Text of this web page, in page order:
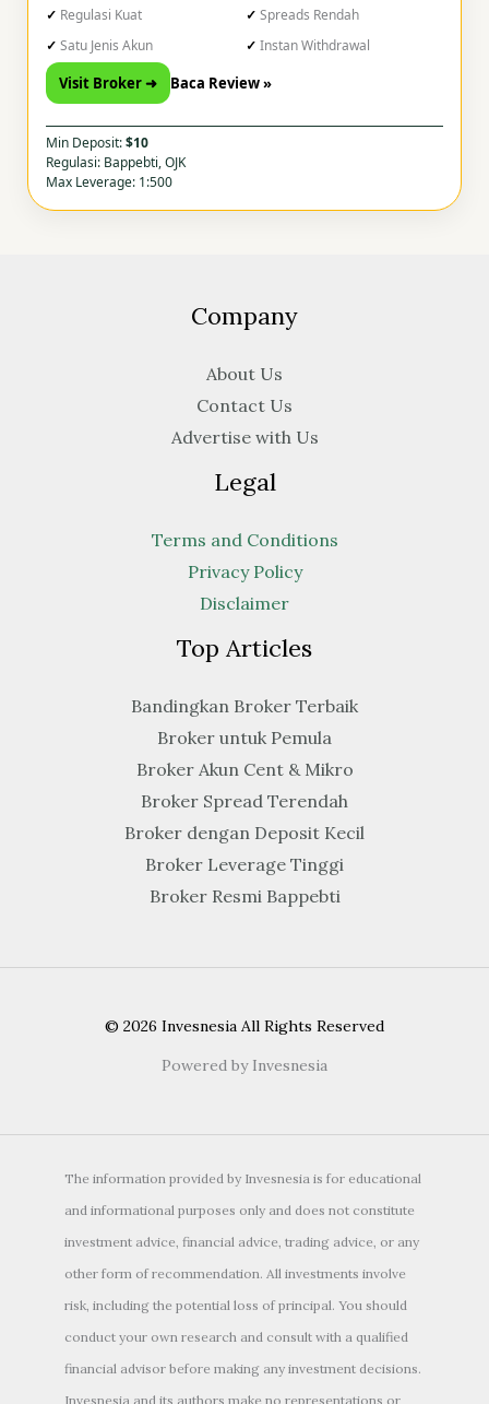
Regulasi Kuat
Spreads Rendah
Satu Jenis Akun
Instan Withdrawal
Visit Broker ➜ Baca Review »
Min Deposit:$10
Regulasi: Bappebti, OJK
Max Leverage: 1:500
Company
About Us
Contact Us
Advertise with Us
Legal
Terms and Conditions
Privacy Policy
Disclaimer
Top Articles
Bandingkan Broker Terbaik
Broker untuk Pemula
Broker Akun Cent & Mikro
Broker Spread Terendah
Broker dengan Deposit Kecil
Broker Leverage Tinggi
Broker Resmi Bappebti
© 2026 Invesnesia All Rights Reserved
Powered by Invesnesia
The information provided by Invesnesia is for educational
and informational purposes only and does not constitute
investment advice, financial advice, trading advice, or any
other form of recommendation. All investments involve
risk, including the potential loss of principal. You should
conduct your own research and consult with a qualified
financial advisor before making any investment decisions.
Invesnesia and its authors make no representations or